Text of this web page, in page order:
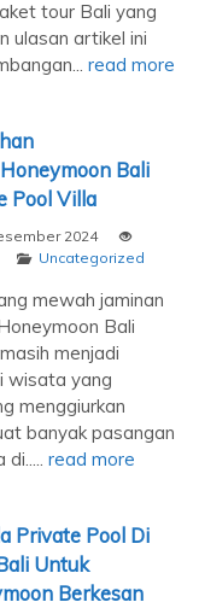
tour Bali yang
ulasan artikel ini
read more
Bali
Pool Villa
2024
Uncategorized
mewah jaminan
Bali
menjadi
wisata yang
menggiurkan
banyak pasangan
read more
Private Pool Di
Untuk
Berkesan